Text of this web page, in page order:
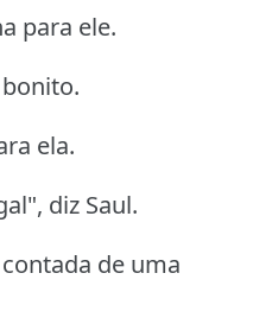
para ele.
ela.
diz Saul.
de uma